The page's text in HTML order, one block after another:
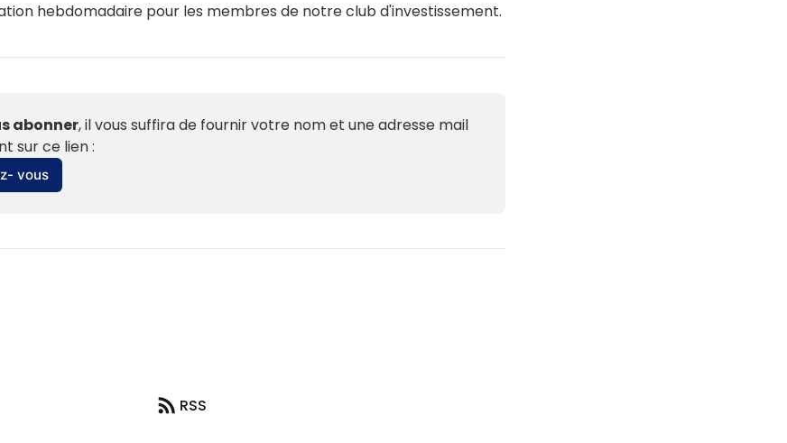
hebdomadaire pour les membres de notre club d'investissement.
abonner, il vous suffira de fournir votre nom et une adresse mail
sur ce lien :
vous
RSS